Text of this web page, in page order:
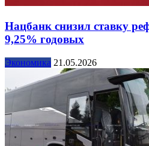
Нацбанк снизил ставку
9,25% годовых
Экономика 21.05.2026